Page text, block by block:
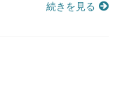
続きを見る